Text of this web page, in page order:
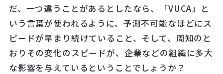
だ、一つ違うことがあるとしたなら、「VUCA」と
いう言葉が使われるように、予測不可能なほどにス
ピードが早まり続けていること、そして、周知のと
おりその変化のスピードが、企業などの組織に多大
な影響を与えているということでしょうか？